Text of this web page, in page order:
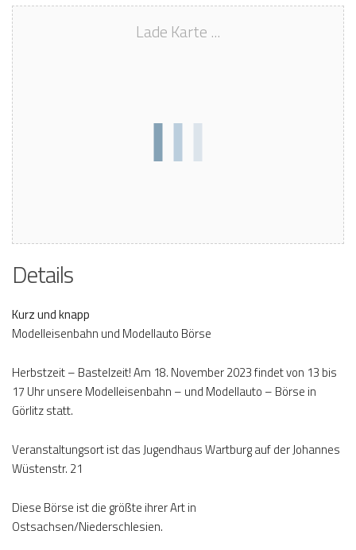
Lade Karte ...
Details
Kurz und knapp
Modelleisenbahn und Modellauto Börse
Herbstzeit – Bastelzeit! Am 18. November 2023 findet von 13 bis
17 Uhr unsere Modelleisenbahn – und Modellauto – Börse in
Görlitz statt.
Veranstaltungsort ist das Jugendhaus Wartburg auf der Johannes
Wüstenstr. 21
Diese Börse ist die größte ihrer Art in
Ostsachsen/Niederschlesien.